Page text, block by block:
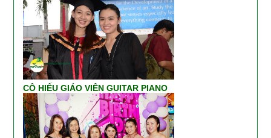
CÔ HIẾU GIÁO VIÊN GUITAR PIANO